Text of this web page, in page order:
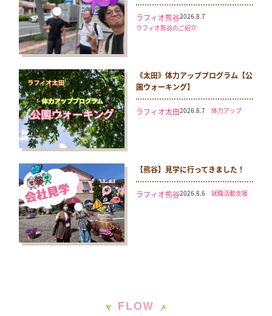
ラフィオ熊谷2026.8.7
ラフィオ熊谷のご紹介
《太田》体力アッププログラム【公
園ウォーキング】
ラフィオ太田2026.8.7 体力アップ
【熊谷】見学に行ってきました！
ラフィオ熊谷2026.8.6 就職活動支援
FLOW